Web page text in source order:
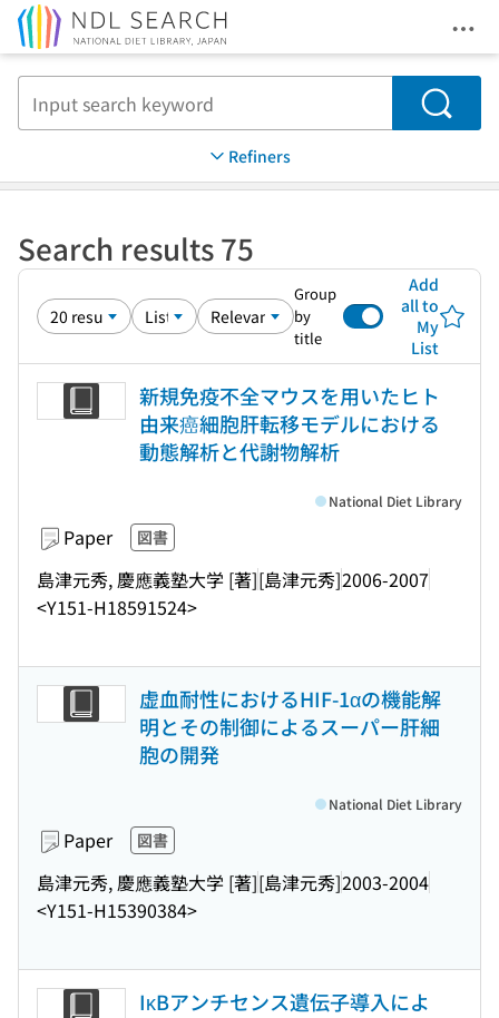
Search
Refiners
Search results 75
Group
by
title
Add
all to
My
List
新規免疫不全マウスを用いたヒト
由来癌細胞肝転移モデルにおける
動態解析と代謝物解析
Paper 図書
島津元秀, 慶應義塾大学 [著][島津元秀]2006-2007
<Y151-H18591524>
National Diet Library
虚血耐性におけるHIF-1αの機能解
明とその制御によるスーパー肝細
胞の開発
Paper 図書
島津元秀, 慶應義塾大学 [著][島津元秀]2003-2004
<Y151-H15390384>
National Diet Library
IκBアンチセンス遺伝子導入によ